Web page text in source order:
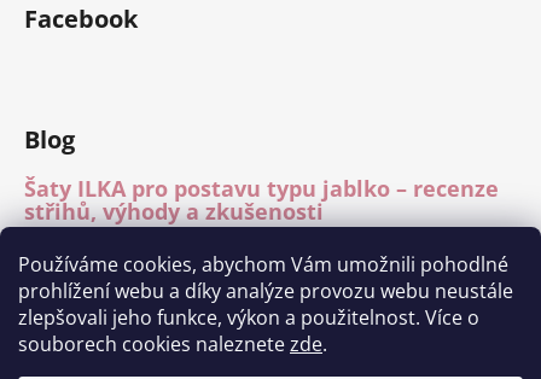
Používáme cookies, abychom Vám umožnili pohodlné
prohlížení webu a díky analýze provozu webu neustále
zlepšovali jeho funkce, výkon a použitelnost. Více o
souborech cookies naleznetezde.
Facebook
Blog
Šaty ILKA pro postavu typu jablko – recenze
střihů, výhody a zkušenosti
Mléčné hedvábí – recenze materiálu
15.7.2026
Módní přehlídka Charita Tábor 11.6.2026